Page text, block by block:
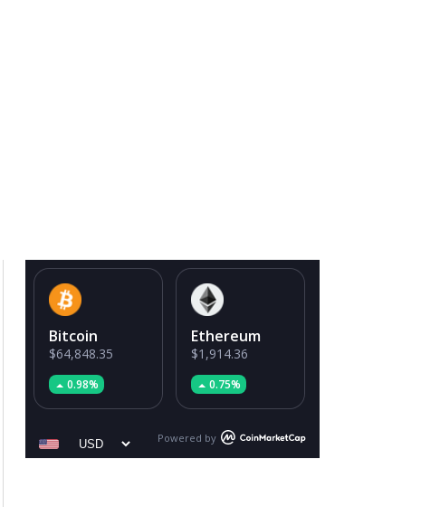
Bitcoin
$64,848.35
0.98%
Ethereum
$1,914.36
0.75%
Powered by